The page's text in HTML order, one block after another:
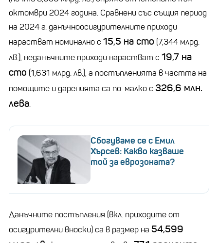
октомври 2024 година. Сравнени със същия период
на 2024 г. данъчноосигурителните приходи
нарастват номинално с 15,5 на сто (7,344 млрд.
лв.), неданъчните приходи нарастват с 19,7 на
сто (1,631 млрд. лв.), а постъпленията в частта на
помощите и даренията са по-малко с 326,6 млн.
лева.
Сбогуваме се с Емил
Хърсев: Какво казваше
той за еврозоната?
Данъчните постъпления (вкл. приходите от
осигурителни вноски) са в размер на 54,599